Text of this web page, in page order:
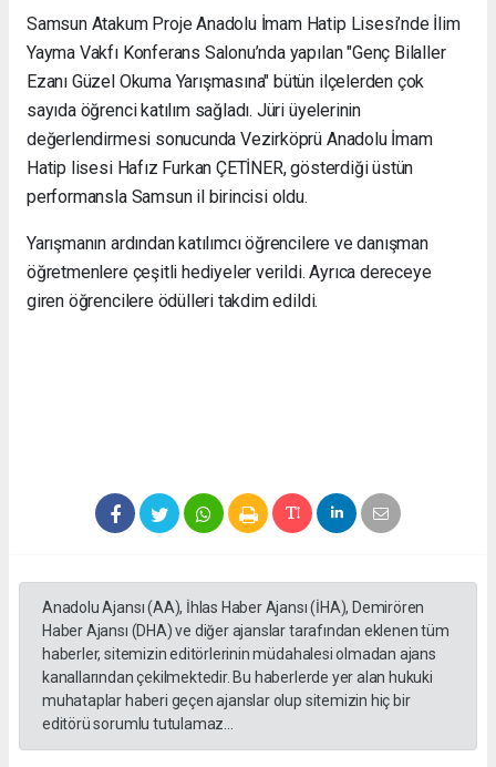
Samsun Atakum Proje Anadolu İmam Hatip Lisesi’nde İlim
Yayma Vakfı Konferans Salonu’nda yapılan "Genç Bilaller
Ezanı Güzel Okuma Yarışmasına" bütün ilçelerden çok
sayıda öğrenci katılım sağladı. Jüri üyelerinin
değerlendirmesi sonucunda Vezirköprü Anadolu İmam
Hatip lisesi Hafız Furkan ÇETİNER, gösterdiği üstün
performansla Samsun il birincisi oldu.
Yarışmanın ardından katılımcı öğrencilere ve danışman
öğretmenlere çeşitli hediyeler verildi. Ayrıca dereceye
giren öğrencilere ödülleri takdim edildi.
Anadolu Ajansı (AA), İhlas Haber Ajansı (İHA), Demirören
Haber Ajansı (DHA) ve diğer ajanslar tarafından eklenen tüm
haberler, sitemizin editörlerinin müdahalesi olmadan ajans
kanallarından çekilmektedir. Bu haberlerde yer alan hukuki
muhataplar haberi geçen ajanslar olup sitemizin hiç bir
editörü sorumlu tutulamaz...